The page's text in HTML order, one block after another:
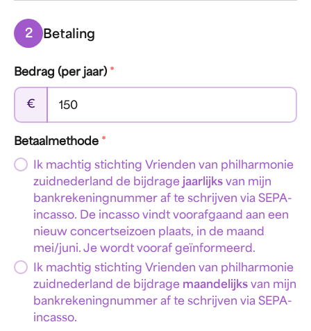
2 Betaling
Bedrag (per jaar) *
€
Betaalmethode *
Ik machtig stichting Vrienden van philharmonie
zuidnederland de bijdrage jaarlijks van mijn
bankrekeningnummer af te schrijven via SEPA-
incasso. De incasso vindt voorafgaand aan een
nieuw concertseizoen plaats, in de maand
mei/juni. Je wordt vooraf geïnformeerd.
Ik machtig stichting Vrienden van philharmonie
zuidnederland de bijdrage maandelijks van mijn
bankrekeningnummer af te schrijven via SEPA-
incasso.